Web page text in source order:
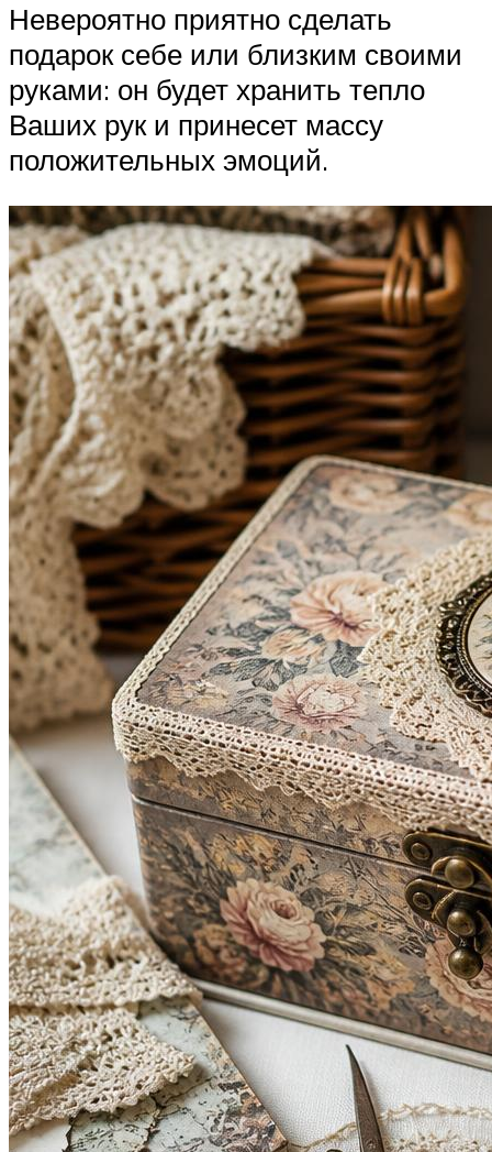
Невероятно приятно сделать
подарок себе или близким своими
руками: он будет хранить тепло
Ваших рук и принесет массу
положительных эмоций.